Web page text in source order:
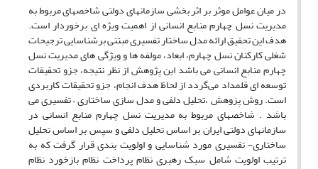
در میان عوامل موثر بر اثر بخشی سازمانهای دولتی شاخصهای مربوط به
مدیریت نسل چهارم منابع انسانی از اهمیت ویژه ای برخوردار است.
هدف این تحقیق ارائه مدل ساختار تفسیری مبتنی برشناسایی ترجیحات
شغلی کارکنان نسل چهارم، ابعاد، مولفه ها و ویژگی های مدیریت نسل
چهارم منابع انسانی می باشد این پژوهش از نظر نتیجه، جزو تحقیقات
توسعه ای قلمداد می‌گردد از لحاظ هدف انجام، جزو تحقیقات کاربردی
است. روش پزوهش ،تحلیل دلفی و مدل سازی ساختاری – تفسیری می
باشد . شاخصهای مربوط به مدیریت نسل چهارم منابع انسانی در
سازمانهای دولتی ایران بر اساس تحلیل دلفی و سپس بر اساس تحلیل
ساختاری- تفسیری مورد شناسایی و اولویت بندی قرار گرفت که به
ترتیب اولویت شامل سبک رهبری نظام پرداخت نظام بازخورد نظام